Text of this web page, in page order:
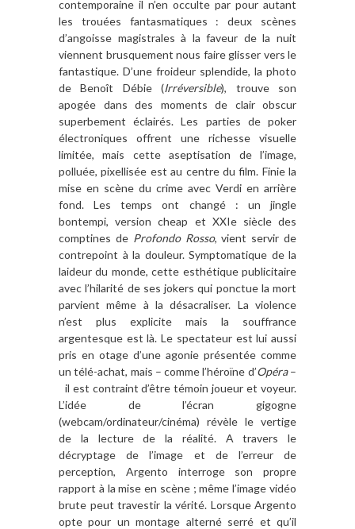
contemporaine il n’en occulte par pour autant
les trouées fantasmatiques : deux scènes
d’angoisse magistrales à la faveur de la nuit
viennent brusquement nous faire glisser vers le
fantastique. D’une froideur splendide, la photo
de Benoît Débie (Irréversible), trouve son
apogée dans des moments de clair obscur
superbement éclairés. Les parties de poker
électroniques offrent une richesse visuelle
limitée, mais cette aseptisation de l’image,
polluée, pixellisée est au centre du film. Finie la
mise en scène du crime avec Verdi en arrière
fond. Les temps ont changé : un jingle
bontempi, version cheap et XXIe siècle des
comptines de Profondo Rosso, vient servir de
contrepoint à la douleur. Symptomatique de la
laideur du monde, cette esthétique publicitaire
avec l’hilarité de ses jokers qui ponctue la mort
parvient même à la désacraliser. La violence
n’est plus explicite mais la souffrance
argentesque est là. Le spectateur est lui aussi
pris en otage d’une agonie présentée comme
un télé-achat, mais – comme l’héroïne d’Opéra–
il est contraint d’être témoin joueur et voyeur.
L’idée de l’écran gigogne
(webcam/ordinateur/cinéma) révèle le vertige
de la lecture de la réalité. A travers le
décryptage de l’image et de l’erreur de
perception, Argento interroge son propre
rapport à la mise en scène ; même l’image vidéo
brute peut travestir la vérité. Lorsque Argento
opte pour un montage alterné serré et qu’il